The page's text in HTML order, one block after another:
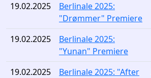
19.02.2025
Berlinale 2025:
"Drømmer" Premiere
19.02.2025
Berlinale 2025:
"Yunan" Premiere
19.02.2025
Berlinale 2025: "After